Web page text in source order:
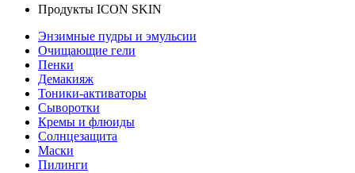
Продукты ICON SKIN
Энзимные пудры и эмульсии
Очищающие гели
Пенки
Демакияж
Тоники-активаторы
Сыворотки
Кремы и флюиды
Солнцезащита
Маски
Пилинги